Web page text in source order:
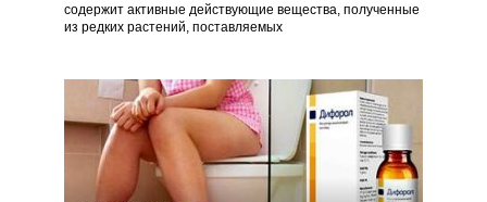
содержит активные действующие вещества, полученные
из редких растений, поставляемых